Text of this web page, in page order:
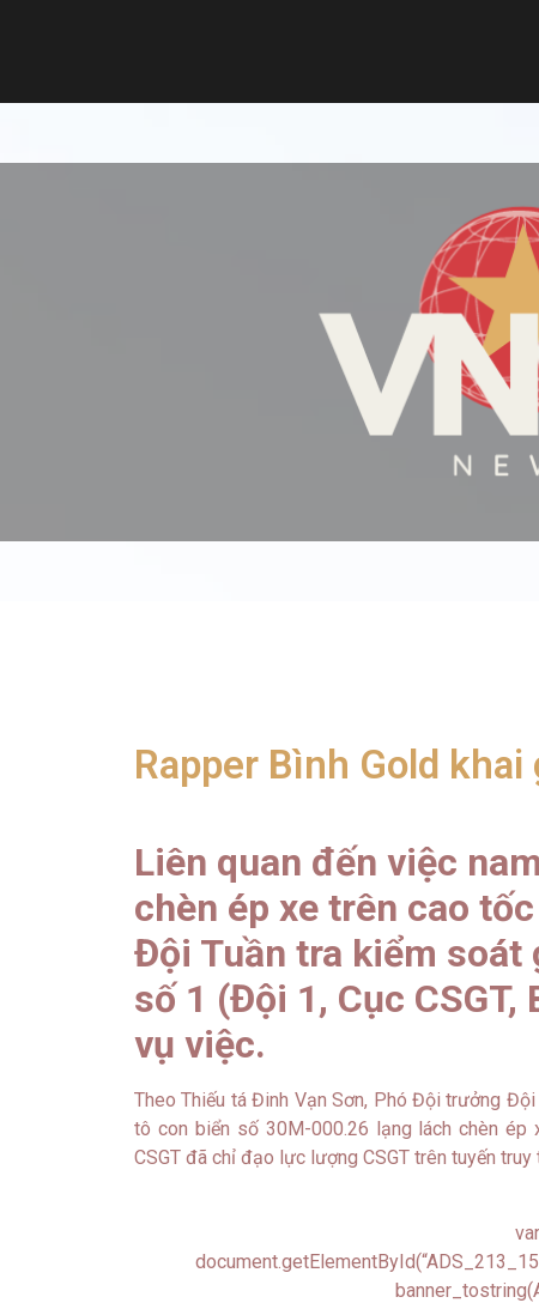
Rapper Bình Gold
Liên quan đến việc
chèn ép xe trên cao
Đội Tuần tra kiểm soát
số 1 (Đội 1, Cục
vụ việc.
Theo Thiếu tá Đinh Vạn Sơn, Phó Đội trưởng
tô con biển số 30M-000.26 lạng lách chèn
CSGT đã chỉ đạo lực lượng CSGT trên tuyến